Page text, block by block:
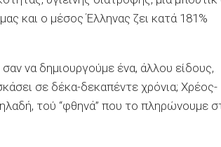
και ο μέσος Έλληνας ζει κατά 181%
να δημιουργούμε ένα, άλλου είδους,
σε δέκα-δεκαπέντε χρόνια; Χρέος-
τού “φθηνά” που το πληρώνουμε